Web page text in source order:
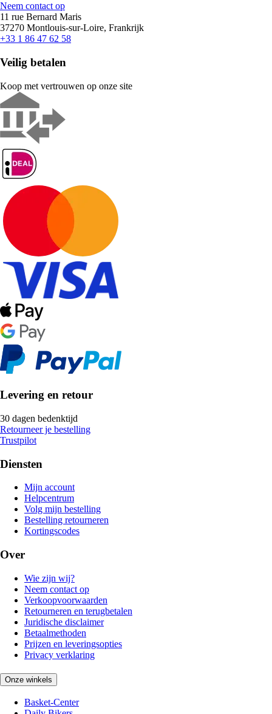
Neem contact op
11 rue Bernard Maris
37270 Montlouis-sur-Loire, Frankrijk
+33 1 86 47 62 58
Veilig betalen
Koop met vertrouwen op onze site
Levering en retour
30 dagen bedenktijd
Retourneer je bestelling
Trustpilot
Diensten
Mijn account
Helpcentrum
Volg mijn bestelling
Bestelling retourneren
Kortingscodes
Over
Wie zijn wij?
Neem contact op
Verkoopvoorwaarden
Retourneren en terugbetalen
Juridische disclaimer
Betaalmethoden
Prijzen en leveringsopties
Privacy verklaring
Onze winkels
Basket-Center